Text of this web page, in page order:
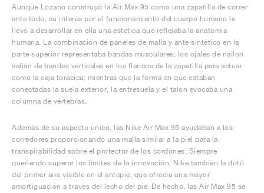
Aunque Lozano construyó la Air Max 95 como una zapatilla de correr
ante todo, su interés por el funcionamiento del cuerpo humano le
llevó a desarrollar en ella una estética que reflejaba la anatomía
humana. La combinación de paneles de malla y ante sintético en la
parte superior representaba bandas musculares; los ojales de nailon
salían de bandas verticales en los flancos de la zapatilla para actuar
como la caja torácica; mientras que la forma en que estaban
conectadas la suela exterior, la entresuela y el talón evocaba una
columna de vértebras.
Además de su aspecto único, las Nike Air Max 95 ayudaban a los
corredores proporcionando una malla similar a la piel para la
transpirabilidad sobre el protector de los cordones. Siempre
queriendo superar los límites de la innovación, Nike también la dotó
del primer aire visible en el antepié, que ofrecía una mayor
amortiguación a través del lecho del pie. De hecho, las Air Max 95 se